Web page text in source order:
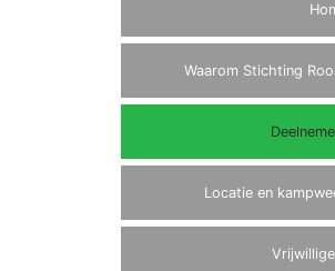
Waarom Stichting
Locatie en